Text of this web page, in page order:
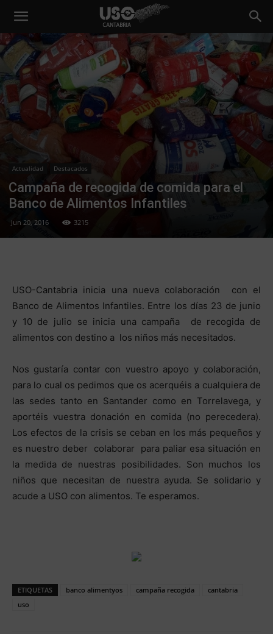
Actualidad Destacados
Campaña de recogida de comida para el
Banco de Alimentos Infantiles
Jun 20, 2016 3215
USO-Cantabria inicia una nueva colaboración con el
Banco de Alimentos Infantiles. Entre los días 23 de junio
y 10 de julio se inicia una campaña de recogida de
alimentos con destino a los niños más necesitados.
Nos gustaría contar con vuestro apoyo y colaboración,
para lo cual os pedimos que os acerquéis a cualquiera de
las sedes tanto en Santander como en Torrelavega, y
aportéis vuestra donación en comida (no perecedera).
Los efectos de la crisis se ceban en los más pequeños y
es nuestro deber colaborar para paliar esa situación en
la medida de nuestras posibilidades. Son muchos los
niños que necesitan de nuestra ayuda. Se solidario y
acude a USO con alimentos. Te esperamos.
ETIQUETAS banco alimentyos campaña recogida
cantabria
uso